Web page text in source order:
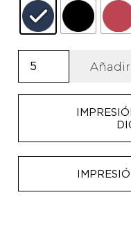
Gorro
efecto